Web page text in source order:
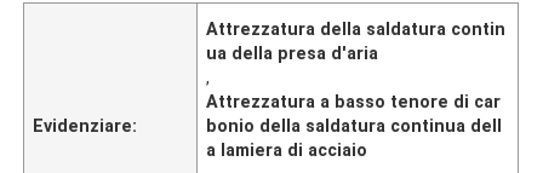
Evidenziare:
Attrezzatura della saldatura contin
ua della presa d'aria
,
Attrezzatura a basso tenore di car
bonio della saldatura continua dell
a lamiera di acciaio